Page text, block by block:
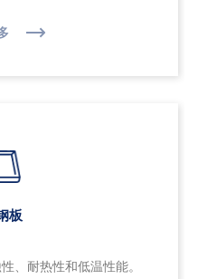
板
、耐热性和低温性能。